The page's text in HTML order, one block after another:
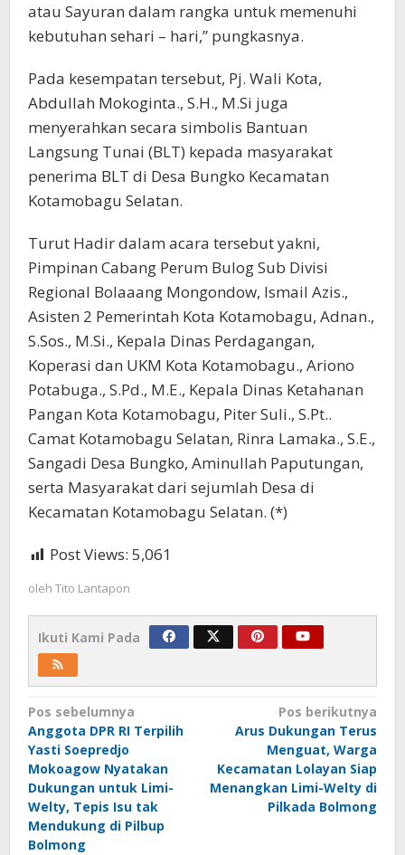
atau Sayuran dalam rangka untuk memenuhi
kebutuhan sehari – hari,” pungkasnya.
Pada kesempatan tersebut, Pj. Wali Kota,
Abdullah Mokoginta., S.H., M.Si juga
menyerahkan secara simbolis Bantuan
Langsung Tunai (BLT) kepada masyarakat
penerima BLT di Desa Bungko Kecamatan
Kotamobagu Selatan.
Turut Hadir dalam acara tersebut yakni,
Pimpinan Cabang Perum Bulog Sub Divisi
Regional Bolaaang Mongondow, Ismail Azis.,
Asisten 2 Pemerintah Kota Kotamobagu, Adnan.,
S.Sos., M.Si., Kepala Dinas Perdagangan,
Koperasi dan UKM Kota Kotamobagu., Ariono
Potabuga., S.Pd., M.E., Kepala Dinas Ketahanan
Pangan Kota Kotamobagu, Piter Suli., S.Pt..
Camat Kotamobagu Selatan, Rinra Lamaka., S.E.,
Sangadi Desa Bungko, Aminullah Paputungan,
serta Masyarakat dari sejumlah Desa di
Kecamatan Kotamobagu Selatan. (*)
Post Views: 5,061
oleh Tito Lantapon
Ikuti Kami Pada
Navigasi
pos
Pos sebelumnya
Anggota DPR RI Terpilih
Yasti Soepredjo
Mokoagow Nyatakan
Dukungan untuk Limi-
Welty, Tepis Isu tak
Mendukung di Pilbup
Bolmong
Pos berikutnya
Arus Dukungan Terus
Menguat, Warga
Kecamatan Lolayan Siap
Menangkan Limi-Welty di
Pilkada Bolmong